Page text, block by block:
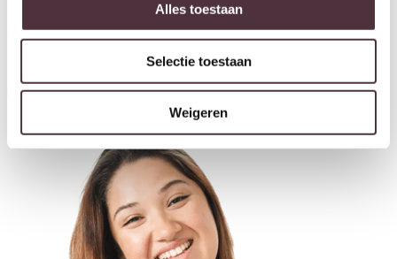
Alles toestaan
Selectie toestaan
Weigeren
voor uw volgende bestelling van minimaal €200,- (niet geldig op
afgeprijsde items).
Inschrijven